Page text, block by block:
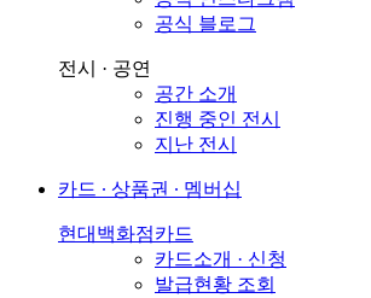
공식 블로그
전시 · 공연
공간 소개
진행 중인 전시
지난 전시
카드 ∙ 상품권 ∙ 멤버십
현대백화점카드
카드소개 · 신청
발급현황 조회